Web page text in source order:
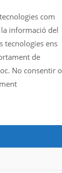
com
informació del
tecnologies ens
de
No consentir o